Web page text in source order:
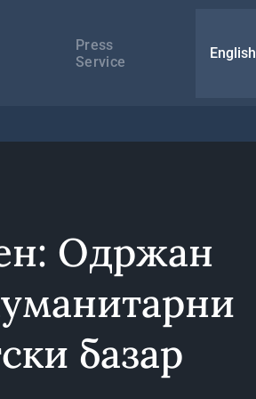
Press
Service
English
Одржан
базар